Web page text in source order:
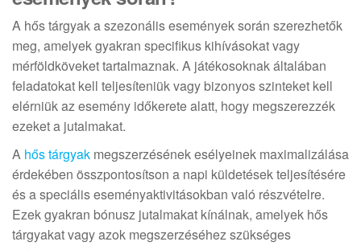
A hős tárgyak a szezonális események során szerezhetők
meg, amelyek gyakran specifikus kihívásokat vagy
mérföldköveket tartalmaznak. A játékosoknak általában
feladatokat kell teljesíteniük vagy bizonyos szinteket kell
elérniük az esemény időkerete alatt, hogy megszerezzék
ezeket a jutalmakat.
A hős tárgyak megszerzésének esélyeinek maximalizálása
érdekében összpontosítson a napi küldetések teljesítésére
és a speciális eseményaktivitásokban való részvételre.
Ezek gyakran bónusz jutalmakat kínálnak, amelyek hős
tárgyakat vagy azok megszerzéséhez szükséges